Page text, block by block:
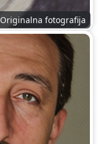
Originalna fotografija